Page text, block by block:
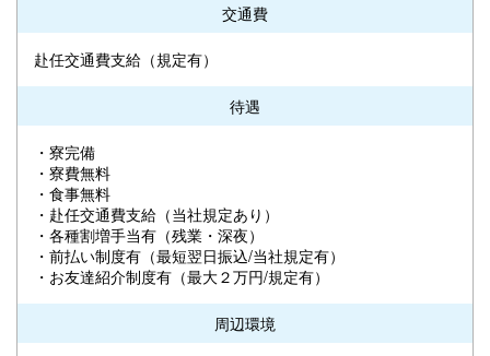
交通費
赴任交通費支給（規定有）
待遇
・寮完備
・寮費無料
・食事無料
・赴任交通費支給（当社規定あり）
・各種割増手当有（残業・深夜）
・前払い制度有（最短翌日振込/当社規定有）
・お友達紹介制度有（最大２万円/規定有）
周辺環境